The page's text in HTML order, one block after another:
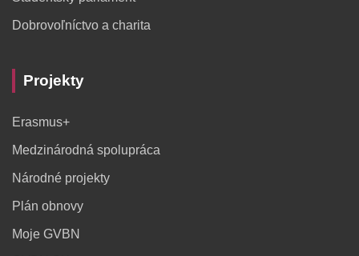
Dobrovoľníctvo a charita
Projekty
Erasmus+
Medzinárodná spolupráca
Národné projekty
Plán obnovy
Moje GVBN